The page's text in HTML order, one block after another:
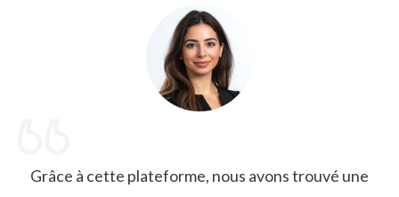
Grâce à cette plateforme, nous avons trouvé une